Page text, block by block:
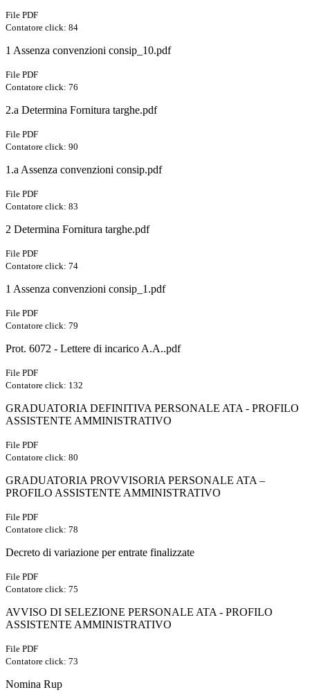
File PDF
Contatore click: 84
1 Assenza convenzioni consip_10.pdf
File PDF
Contatore click: 76
2.a Determina Fornitura targhe.pdf
File PDF
Contatore click: 90
1.a Assenza convenzioni consip.pdf
File PDF
Contatore click: 83
2 Determina Fornitura targhe.pdf
File PDF
Contatore click: 74
1 Assenza convenzioni consip_1.pdf
File PDF
Contatore click: 79
Prot. 6072 - Lettere di incarico A.A..pdf
File PDF
Contatore click: 132
GRADUATORIA DEFINITIVA PERSONALE ATA - PROFILO
ASSISTENTE AMMINISTRATIVO
File PDF
Contatore click: 80
GRADUATORIA PROVVISORIA PERSONALE ATA –
PROFILO ASSISTENTE AMMINISTRATIVO
File PDF
Contatore click: 78
Decreto di variazione per entrate finalizzate
File PDF
Contatore click: 75
AVVISO DI SELEZIONE PERSONALE ATA - PROFILO
ASSISTENTE AMMINISTRATIVO
File PDF
Contatore click: 73
Nomina Rup